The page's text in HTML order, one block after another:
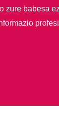
zure babesa